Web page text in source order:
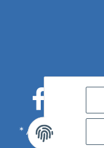
* Alle Preise